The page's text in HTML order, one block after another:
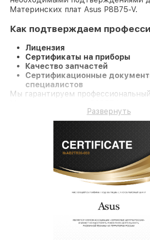
Материнских плат Asus P8B75-V.
Как подтверждаем
Лицензия
Сертификаты на приборы
Качество запчастей
Сертификационные
специалистов
Мы гарантируем
Развернуть